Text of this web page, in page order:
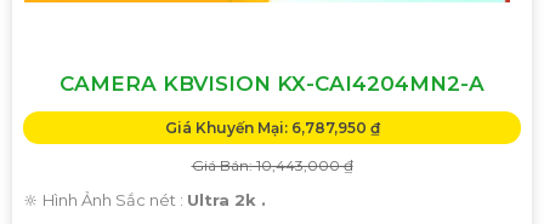
CAMERA KBVISION KX-CAI4204MN2-A
Giá Khuyến Mại: 6,787,950 ₫
Giá Bán: 10,443,000 ₫
🔆 Hình Ảnh Sắc nét : Ultra 2k .